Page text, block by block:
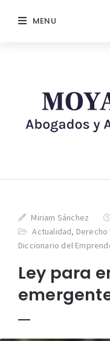
MENU
Miriam Sánchez
Actualidad,
Diccionario del
Ley para